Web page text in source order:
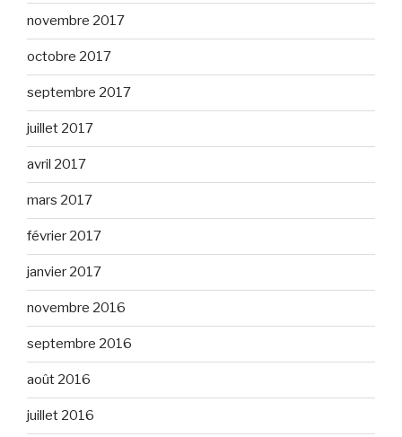
novembre 2017
octobre 2017
septembre 2017
juillet 2017
avril 2017
mars 2017
février 2017
janvier 2017
novembre 2016
septembre 2016
août 2016
juillet 2016